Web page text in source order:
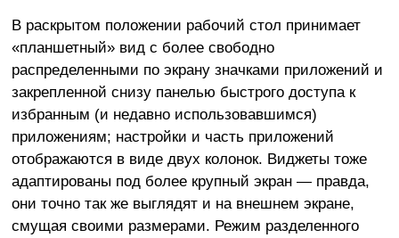
В раскрытом положении рабочий стол принимает
«планшетный» вид с более свободно
распределенными по экрану значками приложений и
закрепленной снизу панелью быстрого доступа к
избранным (и недавно использовавшимся)
приложениям; настройки и часть приложений
отображаются в виде двух колонок. Виджеты тоже
адаптированы под более крупный экран — правда,
они точно так же выглядят и на внешнем экране,
смущая своими размерами. Режим разделенного